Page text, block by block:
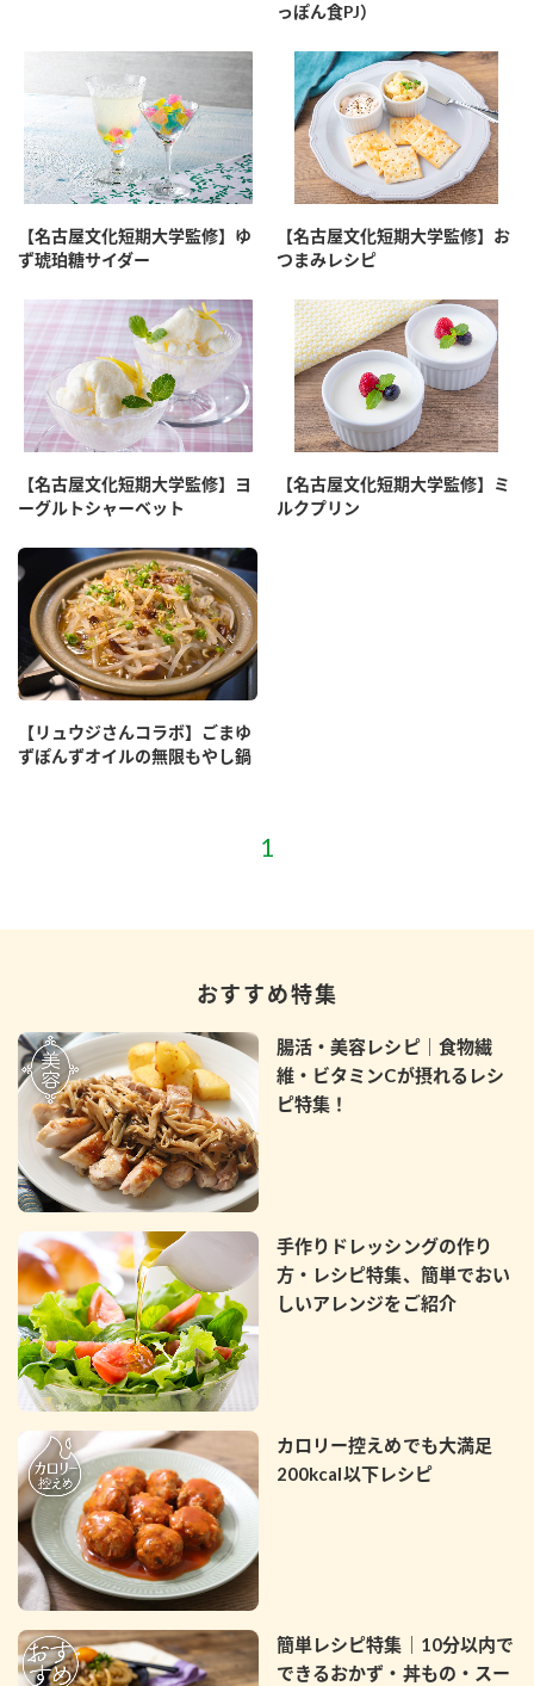
っぽん食PJ）
【名古屋文化短期大学監修】ゆ
ず琥珀糖サイダー
【名古屋文化短期大学監修】お
つまみレシピ
【名古屋文化短期大学監修】ヨ
ーグルトシャーベット
【名古屋文化短期大学監修】ミ
ルクプリン
【リュウジさんコラボ】ごまゆ
ずぽんずオイルの無限もやし鍋
おすすめ特集
腸活・美容レシピ｜食物繊
維・ビタミンCが摂れるレシ
ピ特集！
手作りドレッシングの作り
方・レシピ特集、簡単でおい
しいアレンジをご紹介
カロリー控えめでも大満足
200kcal以下レシピ
簡単レシピ特集｜10分以内で
できるおかず・丼もの・スー